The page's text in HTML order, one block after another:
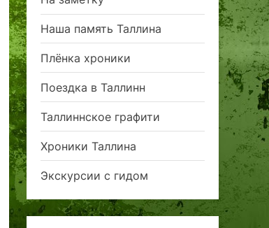
Наша память Таллина
Плёнка хроники
Поездка в Таллинн
Таллиннское графити
Хроники Таллина
Экскурсии с гидом